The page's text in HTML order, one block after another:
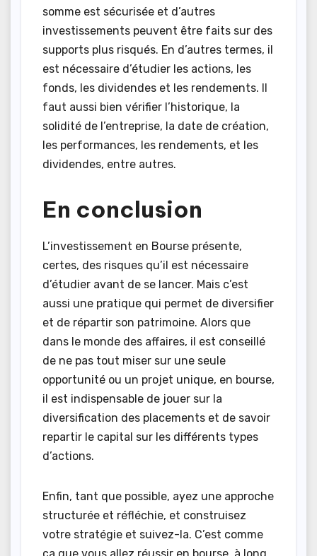
somme est sécurisée et d’autres
investissements peuvent être faits sur des
supports plus risqués. En d’autres termes, il
est nécessaire d’étudier les actions, les
fonds, les dividendes et les rendements. Il
faut aussi bien vérifier l’historique, la
solidité de l’entreprise, la date de création,
les performances, les rendements, et les
dividendes, entre autres.
En conclusion
L’investissement en Bourse présente,
certes, des risques qu’il est nécessaire
d’étudier avant de se lancer. Mais c’est
aussi une pratique qui permet de diversifier
et de répartir son patrimoine. Alors que
dans le monde des affaires, il est conseillé
de ne pas tout miser sur une seule
opportunité ou un projet unique, en bourse,
il est indispensable de jouer sur la
diversification des placements et de savoir
repartir le capital sur les différents types
d’actions.
Enfin, tant que possible, ayez une approche
structurée et réfléchie, et construisez
votre stratégie et suivez-la. C’est comme